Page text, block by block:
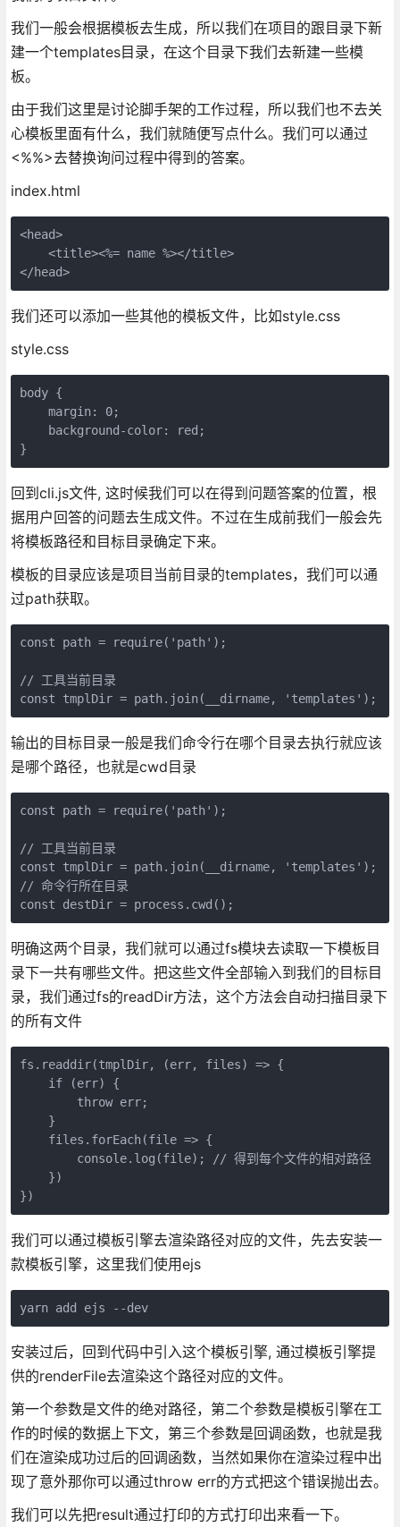
我们一般会根据模板去生成，所以我们在项目的跟目录下新
建一个templates目录，在这个目录下我们去新建一些模
板。
由于我们这里是讨论脚手架的工作过程，所以我们也不去关
心模板里面有什么，我们就随便写点什么。我们可以通过
<%%>去替换询问过程中得到的答案。
index.html
<head>
    <title><%= name %></title>
</head>
我们还可以添加一些其他的模板文件，比如style.css
style.css
body {
    margin: 0;
    background-color: red;
}
回到cli.js文件, 这时候我们可以在得到问题答案的位置，根
据用户回答的问题去生成文件。不过在生成前我们一般会先
将模板路径和目标目录确定下来。
模板的目录应该是项目当前目录的templates，我们可以通
过path获取。
const path = require('path');
// 工具当前目录
const tmplDir = path.join(__dirname, 'templates');
输出的目标目录一般是我们命令行在哪个目录去执行就应该
是哪个路径，也就是cwd目录
const path = require('path');
// 工具当前目录
const tmplDir = path.join(__dirname, 'templates');
// 命令行所在目录
const destDir = process.cwd();
明确这两个目录，我们就可以通过fs模块去读取一下模板目
录下一共有哪些文件。把这些文件全部输入到我们的目标目
录，我们通过fs的readDir方法，这个方法会自动扫描目录下
的所有文件
fs.readdir(tmplDir, (err, files) => {
    if (err) {
        throw err;
    }
    files.forEach(file => {
        console.log(file); // 得到每个文件的相对路径
    })
})
我们可以通过模板引擎去渲染路径对应的文件，先去安装一
款模板引擎，这里我们使用ejs
yarn add ejs --dev
安装过后，回到代码中引入这个模板引擎, 通过模板引擎提
供的renderFile去渲染这个路径对应的文件。
第一个参数是文件的绝对路径，第二个参数是模板引擎在工
作的时候的数据上下文，第三个参数是回调函数，也就是我
们在渲染成功过后的回调函数，当然如果你在渲染过程中出
现了意外那你可以通过throw err的方式把这个错误抛出去。
我们可以先把result通过打印的方式打印出来看一下。